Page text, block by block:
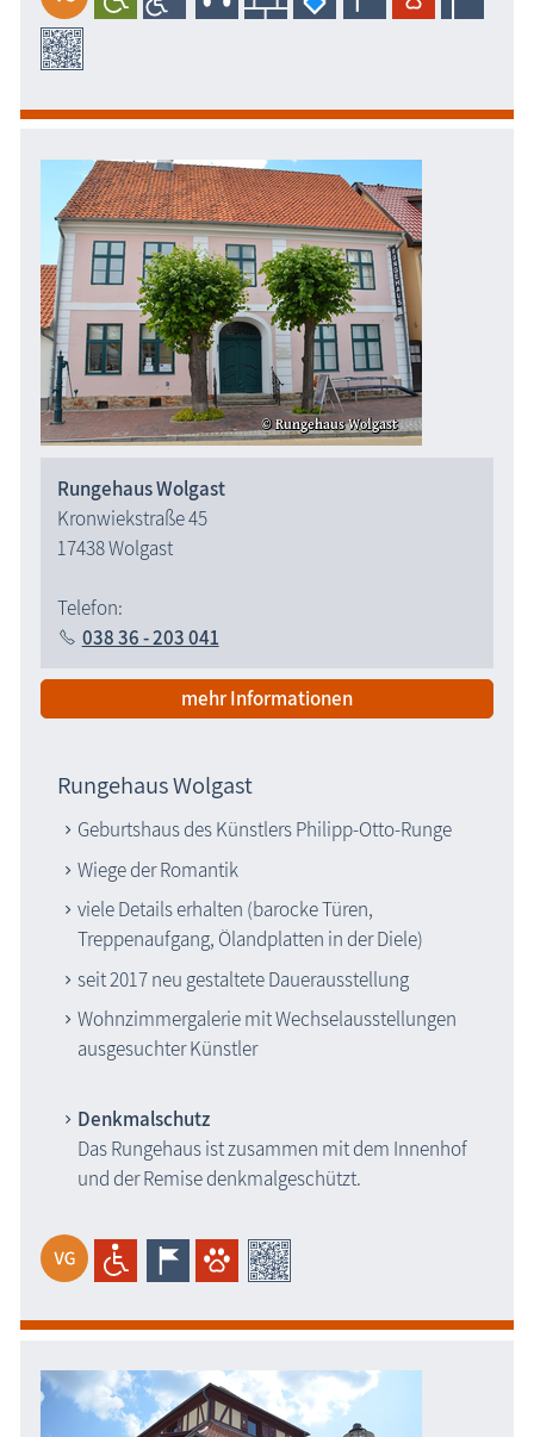
Rungehaus Wolgast
Kronwiekstraße 45
17438 Wolgast
Telefon:
038 36 - 203 041
mehr Informationen
Rungehaus Wolgast
Geburtshaus des Künstlers Philipp-Otto-Runge
Wiege der Romantik
viele Details erhalten (barocke Türen,
Treppenaufgang, Ölandplatten in der Diele)
seit 2017 neu gestaltete Dauerausstellung
Wohnzimmergalerie mit Wechselausstellungen
ausgesuchter Künstler
Denkmalschutz
Das Rungehaus ist zusammen mit dem Innenhof
und der Remise denkmalgeschützt.